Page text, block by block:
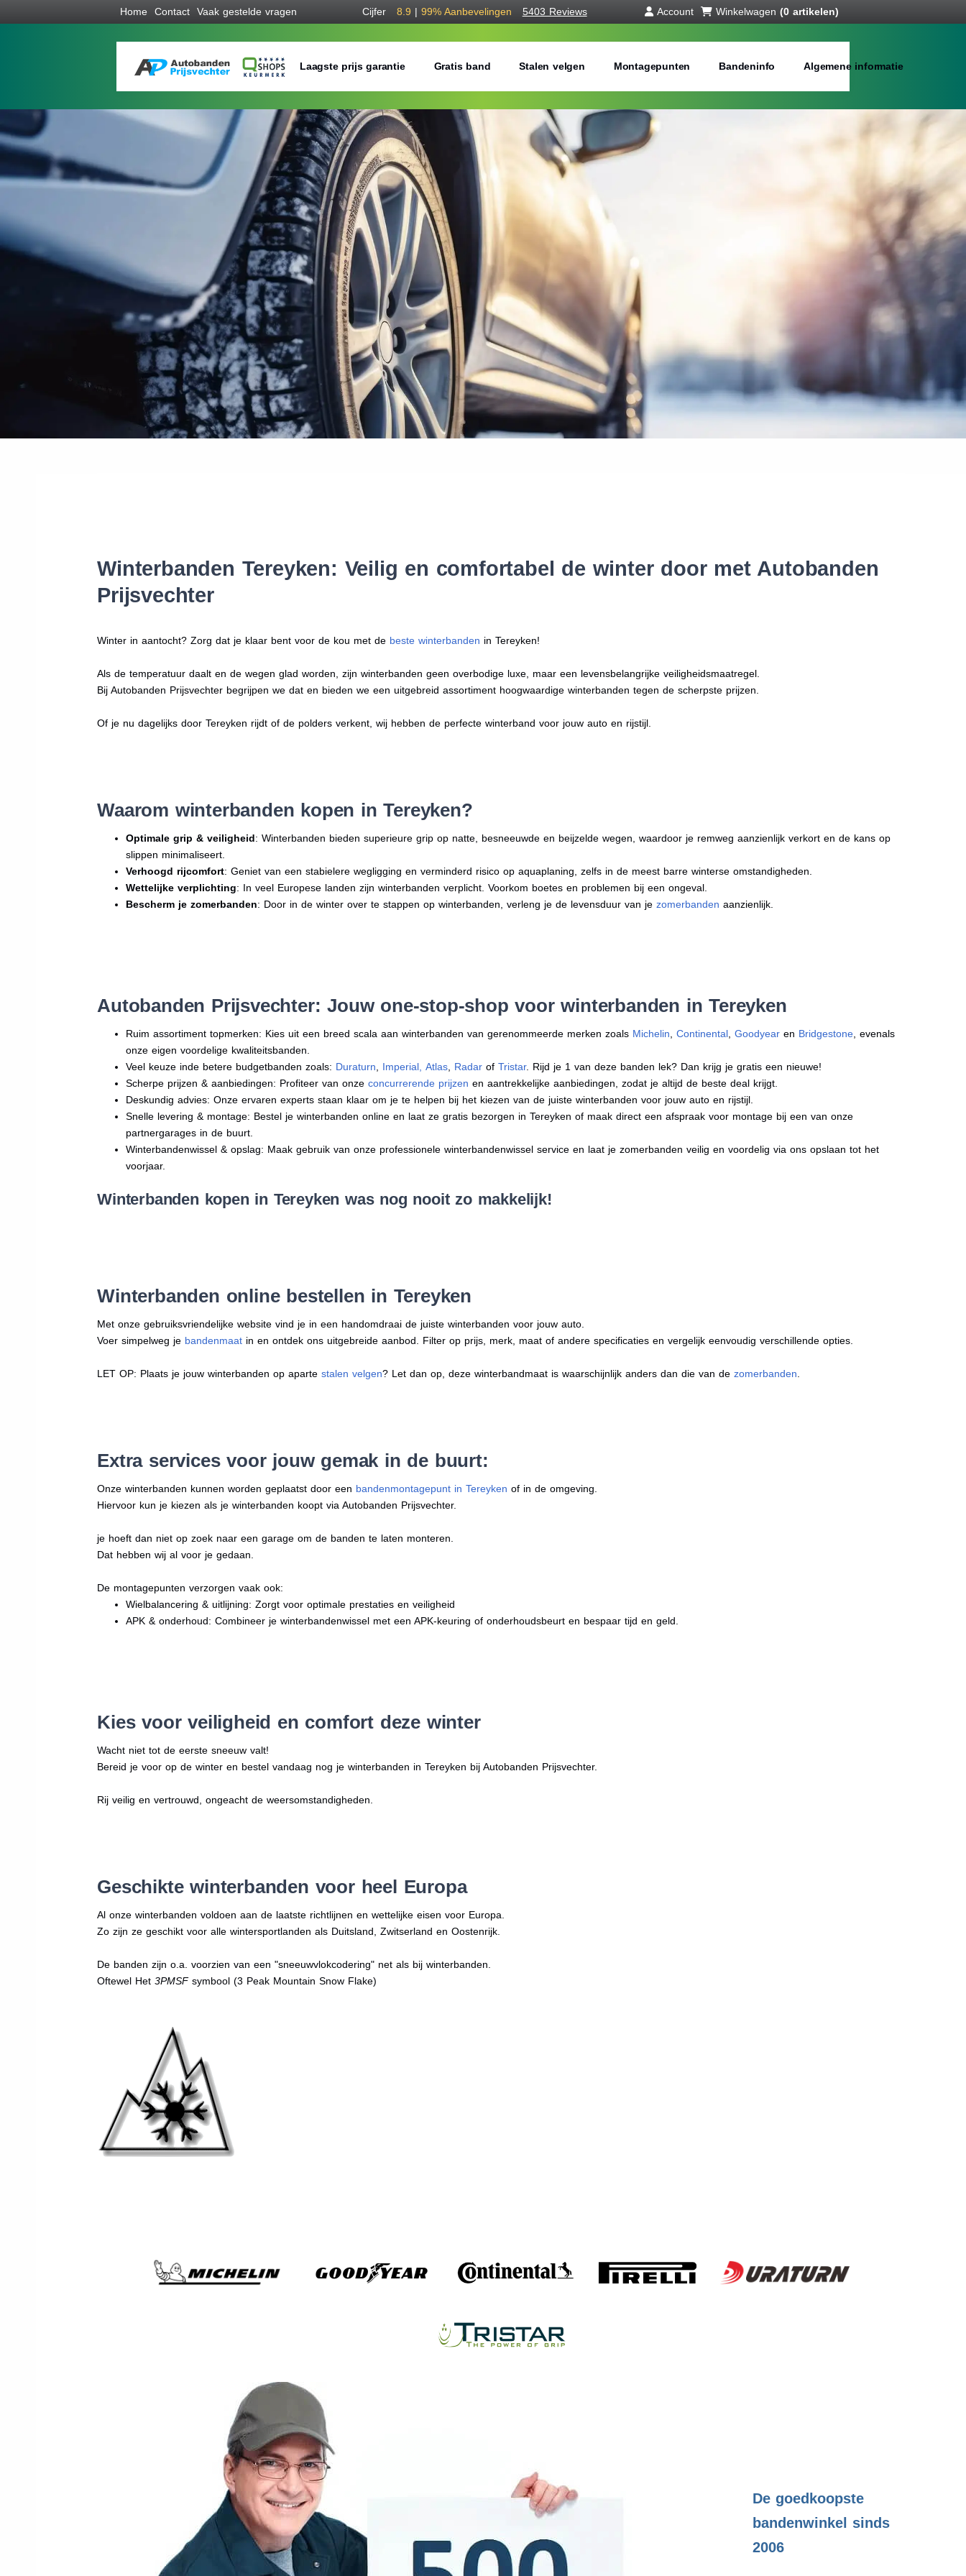
Home Contact Vaak gestelde vragen Cijfer 8.9 | 99% Aanbevelingen 5403 Reviews Account Winkelwagen (0 artikelen)
Laagste prijs garantie Gratis band Stalen velgen Montagepunten Bandeninfo Algemene informatie
Bestel voordelig winterbanden
Seizoen:
Breedte: Hoogte:
Waar vind ik de maat van mijn banden
Help mij met bestellen
Winterbanden Tereyken: Veilig en comfortabel de winter door met Autobanden
Prijsvechter
Winter in aantocht? Zorg dat je klaar bent voor de kou met de beste winterbanden in Tereyken!
Als de temperatuur daalt en de wegen glad worden, zijn winterbanden geen overbodige luxe, maar een levensbelangrijke veiligheidsmaatregel.
Bij Autobanden Prijsvechter begrijpen we dat en bieden we een uitgebreid assortiment hoogwaardige winterbanden tegen de scherpste prijzen.
Of je nu dagelijks door Tereyken rijdt of de polders verkent, wij hebben de perfecte winterband voor jouw auto en rijstijl.
Waarom winterbanden kopen in Tereyken?
Optimale grip & veiligheid: Winterbanden bieden superieure grip op natte, besneeuwde en beijzelde wegen, waardoor je remweg aanzienlijk verkort en de kans op
slippen minimaliseert.
Verhoogd rijcomfort: Geniet van een stabielere wegligging en verminderd risico op aquaplaning, zelfs in de meest barre winterse omstandigheden.
Wettelijke verplichting: In veel Europese landen zijn winterbanden verplicht. Voorkom boetes en problemen bij een ongeval.
Bescherm je zomerbanden: Door in de winter over te stappen op winterbanden, verleng je de levensduur van jezomerbanden aanzienlijk.
Autobanden Prijsvechter: Jouw one-stop-shop voor winterbanden in Tereyken
Ruim assortiment topmerken: Kies uit een breed scala aan winterbanden van gerenommeerde merken zoals Michelin ,Continental ,Goodyear en Bridgestone , evenals
onze eigen voordelige kwaliteitsbanden.
Veel keuze inde betere budgetbanden zoals: Duraturn Imperial Atlas Radar ofTristar. Rijd je 1 van deze banden lek? Dan krijg je gratis een nieuwe!
Scherpe prijzen & aanbiedingen: Profiteer van onzeconcurrerende prijzen en aantrekkelijke aanbiedingen, zodat je altijd de beste deal krijgt.
Deskundig advies: Onze ervaren experts staan klaar om je te helpen bij het kiezen van de juiste winterbanden voor jouw auto en rijstijl.
Snelle levering & montage: Bestel je winterbanden online en laat ze gratis bezorgen in Tereyken of maak direct een afspraak voor montage bij een van onze
partnergarages in de buurt.
Winterbandenwissel & opslag: Maak gebruik van onze professionele winterbandenwissel service en laat je zomerbanden veilig en voordelig via ons opslaan tot het
voorjaar.
Winterbanden kopen in Tereyken was nog nooit zo makkelijk!
Winterbanden online bestellen in Tereyken
Met onze gebruiksvriendelijke website vind je in een handomdraai de juiste winterbanden voor jouw auto.
Voer simpelweg je bandenmaat in en ontdek ons uitgebreide aanbod. Filter op prijs, merk, maat of andere specificaties en vergelijk eenvoudig verschillende opties.
LET OP: Plaats je jouw winterbanden op apartestalen velgen? Let dan op, deze winterbandmaat is waarschijnlijk anders dan die van dezomerbanden
Extra services voor jouw gemak in de buurt:
Onze winterbanden kunnen worden geplaatst door een bandenmontagepunt in Tereyken of in de omgeving.
Hiervoor kun je kiezen als je winterbanden koopt via Autobanden Prijsvechter.
je hoeft dan niet op zoek naar een garage om de banden te laten monteren.
Dat hebben wij al voor je gedaan.
De montagepunten verzorgen vaak ook:
Wielbalancering & uitlijning: Zorgt voor optimale prestaties en veiligheid
APK & onderhoud: Combineer je winterbandenwissel met een APK-keuring of onderhoudsbeurt en bespaar tijd en geld.
Kies voor veiligheid en comfort deze winter
Wacht niet tot de eerste sneeuw valt!
Bereid je voor op de winter en bestel vandaag nog je winterbanden in Tereyken bij Autobanden Prijsvechter.
Rij veilig en vertrouwd, ongeacht de weersomstandigheden.
Geschikte winterbanden voor heel Europa
Al onze winterbanden voldoen aan de laatste richtlijnen en wettelijke eisen voor Europa.
Zo zijn ze geschikt voor alle wintersportlanden als Duitsland, Zwitserland en Oostenrijk.
De banden zijn o.a. voorzien van een "sneeuwvlokcodering" net als bij winterbanden.
Oftewel Het3PMSFsymbool (3 Peak Mountain Snow Flake)
De goedkoopste
bandenwinkel sinds
2006